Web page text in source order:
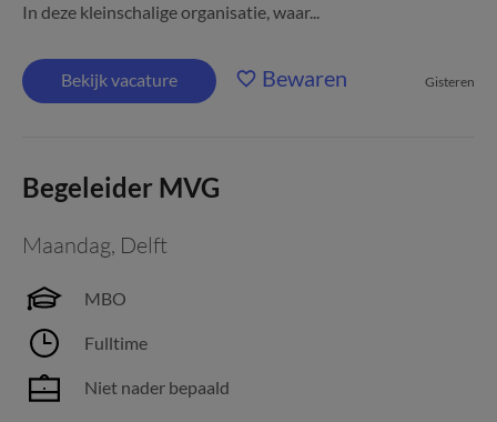
In deze kleinschalige organisatie, waar...
Bekijk vacature Bewaren Gisteren
Begeleider MVG
Maandag, Delft
MBO
Fulltime
Niet nader bepaald